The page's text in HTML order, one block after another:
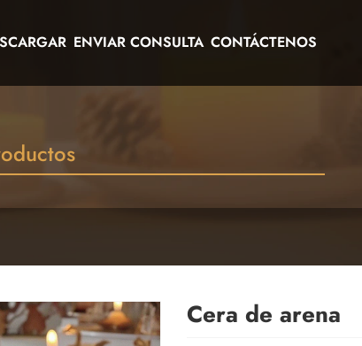
ENVIAR CONSULTA CONTÁCTENOS
Cera de arena